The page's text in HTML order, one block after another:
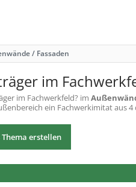
/ Fassaden
im
im Fachwerkfeld? im
ein Fachwerkimitat aus
Thema erstellen